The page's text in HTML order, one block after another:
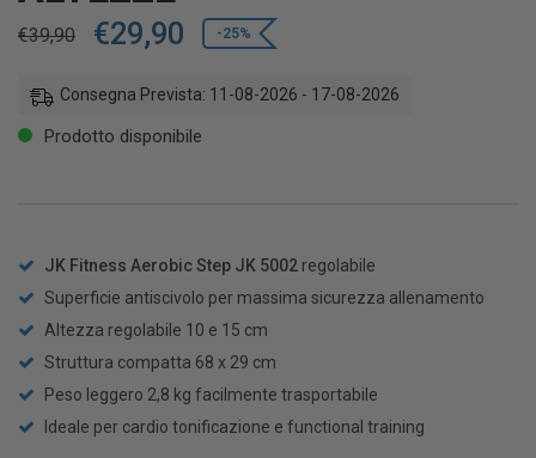
€39,90 €29,90 -25%
Consegna Prevista: 11-08-2026 - 17-08-2026
Prodotto disponibile
JK Fitness Aerobic Step JK 5002 regolabile
Superficie antiscivolo per massima sicurezza allenamento
Altezza regolabile 10 e 15 cm
Struttura compatta 68 x 29 cm
Peso leggero 2,8 kg facilmente trasportabile
Ideale per cardio tonificazione e functional training